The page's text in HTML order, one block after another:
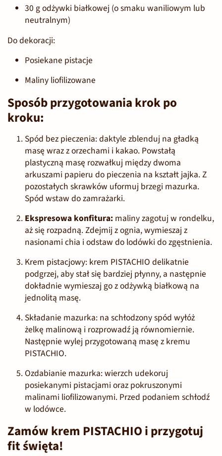
30 g odżywki białkowej (o smaku waniliowym lub
neutralnym)
Do dekoracji:
Posiekane pistacje
Maliny liofilizowane
Sposób przygotowania krok po
kroku:
Spód bez pieczenia:daktyle zblenduj na gładką
masę wraz z orzechami i kakao. Powstałą
plastyczną masę rozwałkuj między dwoma
arkuszami papieru do pieczenia na kształt jajka. Z
pozostałych skrawków uformuj brzegi mazurka.
Spód wstaw do zamrażarki.
Ekspresowa konfitura: maliny zagotuj w rondelku,
aż się rozpadną. Zdejmij z ognia, wymieszaj z
nasionami chia i odstaw do lodówki do zgęstnienia.
Krem pistacjowy: krem PISTACHIO delikatnie
podgrzej, aby stał się bardziej płynny, a następnie
dokładnie wymieszaj go z odżywką białkową na
jednolitą masę.
Składanie mazurka: na schłodzony spód wyłóż
żelkę malinową i rozprowadź ją równomiernie.
Następnie wylej przygotowaną masę z kremu
PISTACHIO.
Ozdabianie mazurka:wierzch udekoruj
posiekanymi pistacjami oraz pokruszonymi
malinami liofilizowanymi. Przed podaniem schłodź
w lodówce.
Zamów krem PISTACHIO i przygotuj
fit święta!